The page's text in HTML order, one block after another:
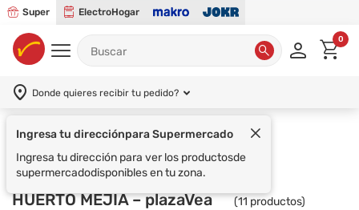
Super ElectroHogar
0
Donde quieres recibir tu pedido?
Ingresa tu direcciónpara Supermercado
Ingresa tu dirección para ver los productosde
supermercadodisponibles en tu zona.
Supermercado HUERTO MEJÍA
HUERTO MEJÍA – plazaVea (11 productos)